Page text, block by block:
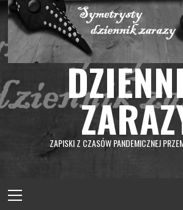
ZAPISKI Z CZASÓW PANDEMICZNEJ
Menu